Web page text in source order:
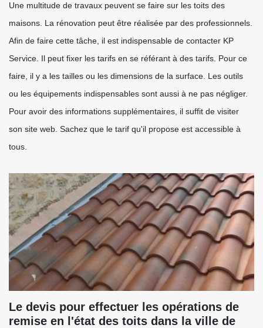
Une multitude de travaux peuvent se faire sur les toits des
maisons. La rénovation peut être réalisée par des professionnels.
Afin de faire cette tâche, il est indispensable de contacter KP
Service. Il peut fixer les tarifs en se référant à des tarifs. Pour ce
faire, il y a les tailles ou les dimensions de la surface. Les outils
ou les équipements indispensables sont aussi à ne pas négliger.
Pour avoir des informations supplémentaires, il suffit de visiter
son site web. Sachez que le tarif qu'il propose est accessible à
tous.
Le devis pour effectuer les opérations de
remise en l'état des toits dans la ville de